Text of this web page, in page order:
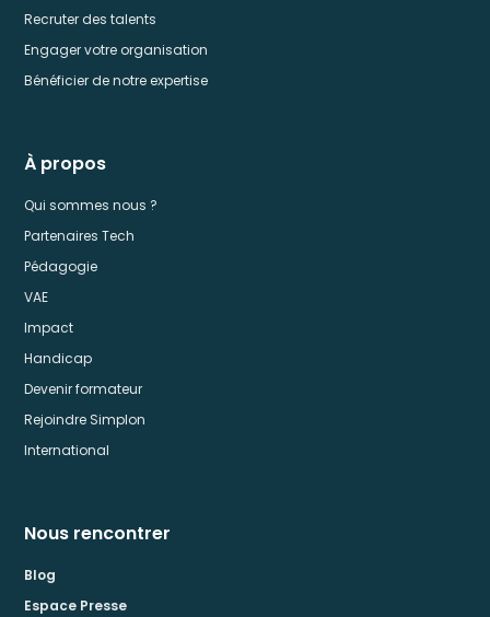
Recruter des talents
Engager votre organisation
Bénéficier de notre expertise
À propos
Qui sommes nous ?
Partenaires Tech
Pédagogie
VAE
Impact
Handicap
Devenir formateur
Rejoindre Simplon
International
Nous rencontrer
Blog
Espace Presse